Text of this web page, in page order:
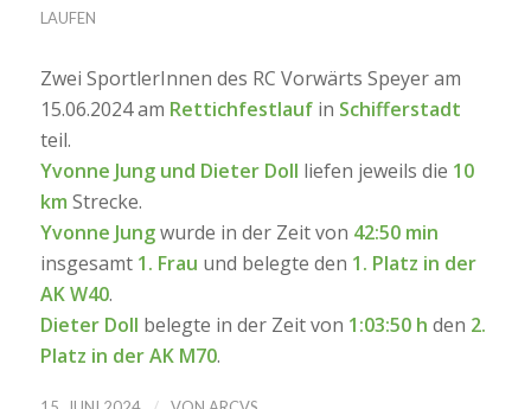
LAUFEN
Zwei SportlerInnen des RC Vorwärts Speyer am
15.06.2024 am Rettichfestlaufin Schifferstadt
teil.
Yvonne Jung und Dieter Doll liefen jeweils die 10
km Strecke.
Yvonne Jungwurde in der Zeit von 42:50 min
insgesamt 1. Frau und belegte den 1. Platz in der
AK W40.
Dieter Doll belegte in der Zeit von 1:03:50 h den 2.
Platz in der AK M70.